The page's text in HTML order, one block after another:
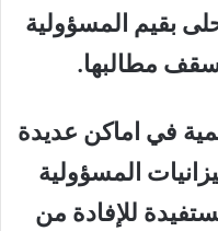
بقيم المسؤولية
سقف مطالبها.
في اماكن عديدة
المسؤولية
للإفادة من